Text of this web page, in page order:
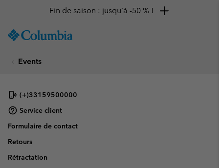
TO
SKIP
NAV
SKIP
SEARCH
Fin de saison : jusqu'à -50 % !
Events
(+)33159500000
Service client
Formulaire de contact
Retours
Rétractation